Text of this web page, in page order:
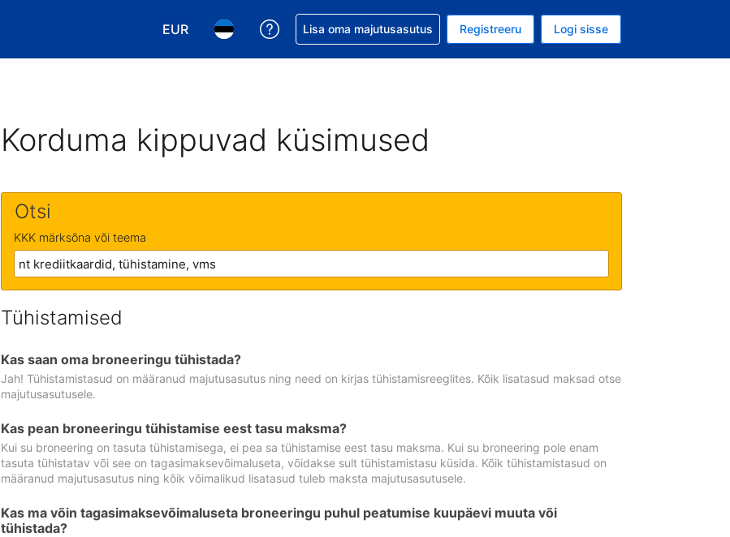
EUR
Vali valuuta. Praegune valitud valuuta on EUR
Vali keel. Praegune valitud keel on Eesti keeles
Saa broneeringuga abi
Lisa oma majutusasutus Registreeru Logi sisse
Korduma kippuvad küsimused
Otsi
KKK märksõna või teema
Tühistamised
Kas saan oma broneeringu tühistada?
Jah! Tühistamistasud on määranud majutusasutus ning need on kirjas tühistamisreeglites. Kõik lisatasud maksad otse
majutusasutusele.
Kas pean broneeringu tühistamise eest tasu maksma?
Kui su broneering on tasuta tühistamisega, ei pea sa tühistamise eest tasu maksma. Kui su broneering pole enam
tasuta tühistatav või see on tagasimaksevõimaluseta, võidakse sult tühistamistasu küsida. Kõik tühistamistasud on
määranud majutusasutus ning kõik võimalikud lisatasud tuleb maksta majutusasutusele.
Kas ma võin tagasimaksevõimaluseta broneeringu puhul peatumise kuupäevi muuta või
tühistada?